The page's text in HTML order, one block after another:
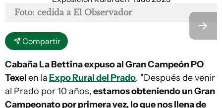
Foto: cedida a El Observador
Compartir
Cabaña La Bettina expuso al Gran Campeón PO
Texelen laExpo Rural del Prado. "Después de venir
al Prado por 10 años,estamos obteniendo un Gran
Campeonato por primera vez, lo que nos llena de